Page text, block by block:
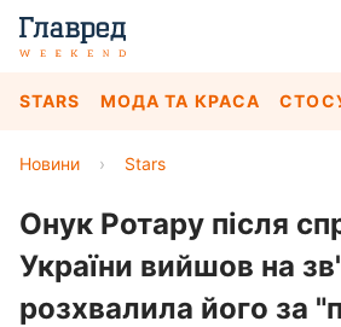
STARS МОДА ТА КРАСА
Новини › Stars
Онук Ротару після
України вийшов на
розхвалила його за